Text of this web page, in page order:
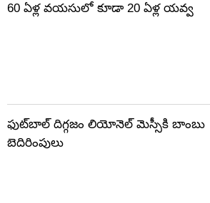
60 ఏళ్ల వయసులో కూడా 20 ఏళ్ల యవ్వ
ఫుట్‌బాల్ దిగ్గజం లియోనెల్ మెస్సీకి బాంబు
బెదిరింపులు